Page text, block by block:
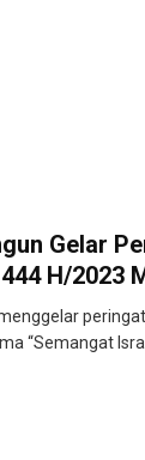
Gelar
H/2023
“Semangat Isra